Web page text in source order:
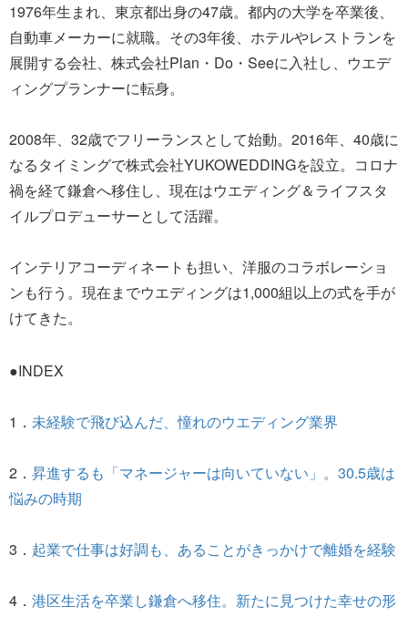
1976年生まれ、東京都出身の47歳。都内の大学を卒業後、
自動車メーカーに就職。その3年後、ホテルやレストランを
展開する会社、株式会社Plan・Do・Seeに入社し、ウエデ
ィングプランナーに転身。
2008年、32歳でフリーランスとして始動。2016年、40歳に
なるタイミングで株式会社YUKOWEDDINGを設立。コロナ
禍を経て鎌倉へ移住し、現在はウエディング＆ライフスタ
イルプロデューサーとして活躍。
インテリアコーディネートも担い、洋服のコラボレーショ
ンも行う。現在までウエディングは1,000組以上の式を手が
けてきた。
●INDEX
1． 未経験で飛び込んだ、憧れのウエディング業界
2． 昇進するも「マネージャーは向いていない」。30.5歳は
悩みの時期
3． 起業で仕事は好調も、あることがきっかけで離婚を経験
4． 港区生活を卒業し鎌倉へ移住。新たに見つけた幸せの形